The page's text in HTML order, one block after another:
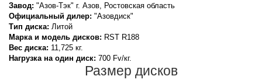
Завод: "Азов-Тэк" г. Азов, Ростовская область
Официальный дилер: "Азовдиск"
Тип диска: Литой
Марка и модель дисков: RST R188
Вес диска: 11,725 кг.
Нагрузка на один диск: 700 Fv/кг.
Размер дисков